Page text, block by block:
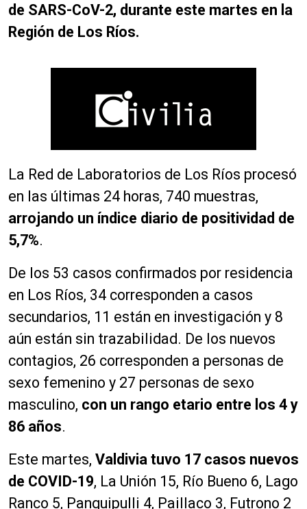
de SARS-CoV-2, durante este martes en la
Región de Los Ríos.
La Red de Laboratorios de Los Ríos procesó
en las últimas 24 horas, 740 muestras,
arrojando un índice diario de positividad de
5,7%.
De los 53 casos confirmados por residencia
en Los Ríos, 34 corresponden a casos
secundarios, 11 están en investigación y 8
aún están sin trazabilidad. De los nuevos
contagios, 26 corresponden a personas de
sexo femenino y 27 personas de sexo
masculino, con un rango etario entre los 4 y
86 años.
Este martes, Valdivia tuvo 17 casos nuevos
de COVID-19, La Unión 15, Río Bueno 6, Lago
Ranco 5, Panguipulli 4, Paillaco 3, Futrono 2